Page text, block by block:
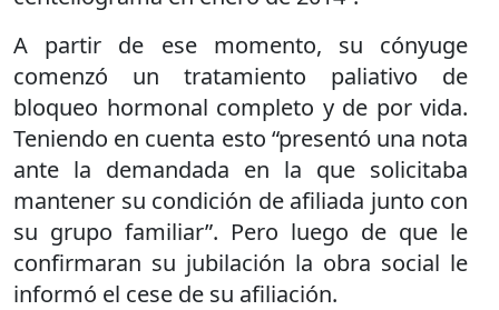
A partir de ese momento, su cónyuge
comenzó un tratamiento paliativo de
bloqueo hormonal completo y de por vida.
Teniendo en cuenta esto “presentó una nota
ante la demandada en la que solicitaba
mantener su condición de afiliada junto con
su grupo familiar”. Pero luego de que le
confirmaran su jubilación la obra social le
informó el cese de su afiliación.